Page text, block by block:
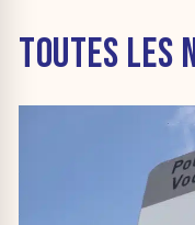
TOUTES LES